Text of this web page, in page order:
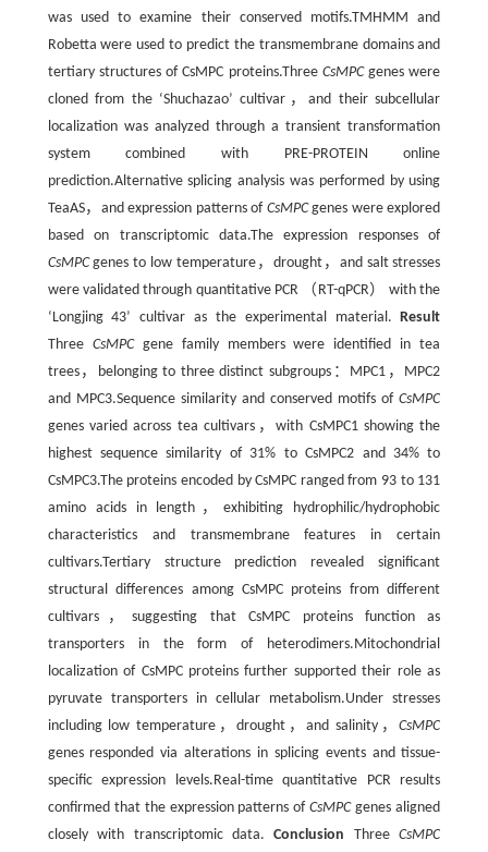
was used to examine their conserved motifs.TMHMM and
Robetta were used to predict the transmembrane domains and
tertiary structures of CsMPC proteins.Three CsMPCgenes were
cloned from the ‘Shuchazao’ cultivar，and their subcellular
localization was analyzed through a transient transformation
system combined with PRE-PROTEIN online
prediction.Alternative splicing analysis was performed by using
TeaAS，and expression patterns of CsMPCgenes were explored
based on transcriptomic data.The expression responses of
CsMPCgenes to low temperature，drought，and salt stresses
were validated through quantitative PCR （RT-qPCR） with the
‘Longjing 43’ cultivar as the experimental material.
Result
Three CsMPCgene family members were identified in tea
trees，belonging to three distinct subgroups：MPC1，MPC2
and MPC3.Sequence similarity and conserved motifs ofCsMPC
genes varied across tea cultivars，with CsMPC1 showing the
highest sequence similarity of 31% to CsMPC2 and 34% to
CsMPC3.The proteins encoded by CsMPC ranged from 93 to 131
amino acids in length，exhibiting hydrophilic/hydrophobic
characteristics and transmembrane features in certain
cultivars.Tertiary structure prediction revealed significant
structural differences among CsMPC proteins from different
cultivars，suggesting that CsMPC proteins function as
transporters in the form of heterodimers.Mitochondrial
localization of CsMPC proteins further supported their role as
pyruvate transporters in cellular metabolism.Under stresses
including low temperature，drought，and salinity，CsMPC
genes responded via alterations in splicing events and tissue-
specific expression levels.Real-time quantitative PCR results
confirmed that the expression patterns ofCsMPCgenes aligned
closely with transcriptomic data.Conclusion ThreeCsMPC